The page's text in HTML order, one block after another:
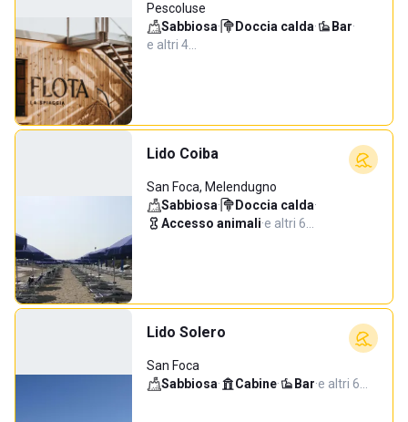
Pescoluse
Sabbiosa· Doccia calda· Bar·
e altri 4…
Lido Coiba
San Foca, Melendugno
Sabbiosa· Doccia calda·
Accesso animali·e altri 6…
Lido Solero
San Foca
Sabbiosa· Cabine· Bar·e altri 6…